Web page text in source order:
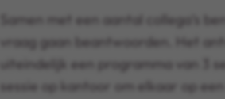
Samen met een aantal collega’s
vraag gaan beantwoorden. Het
uiteindelijk een programma van 3
sessie op kantoor om elkaar op